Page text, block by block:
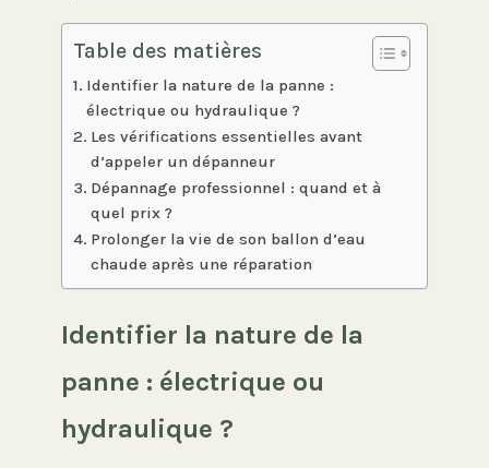
Table des matières
Identifier la nature de la panne :
électrique ou hydraulique ?
Les vérifications essentielles avant
d’appeler un dépanneur
Dépannage professionnel : quand et à
quel prix ?
Prolonger la vie de son ballon d’eau
chaude après une réparation
Identifier la nature de la
panne : électrique ou
hydraulique ?